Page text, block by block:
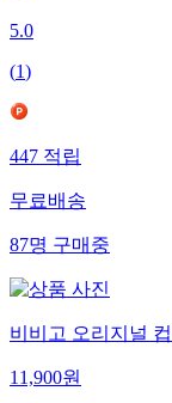
5.0
(1)
447적립
무료배송
87명구매중
비비고 오리지널
11,900원